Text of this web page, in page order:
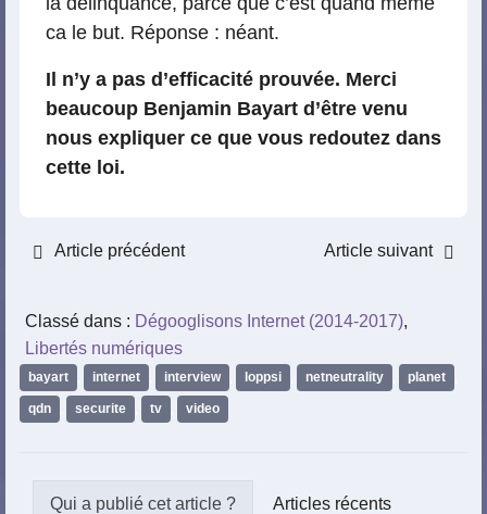
ca le but. Réponse : néant.
Il n’y a pas d’efficacité prouvée. Merci
beaucoup Benjamin Bayart d’être venu
nous expliquer ce que vous redoutez dans
cette loi.
Article précédent Article suivant
Classé dans : Dégooglisons Internet (2014-2017),
Libertés numériques
bayart internet interview loppsi netneutrality planet
qdn securite tv video
Articles récents